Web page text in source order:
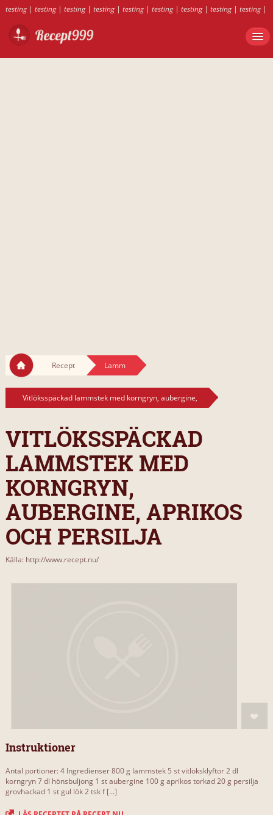
testing| testing| testing| testing| testing| testing| testing| testing| testing|
testing| testing testing | testing|
|
Recept Lamm
Vitlöksspäckad lammstek med korngryn, aubergine,
VITLÖKSSPÄCKAD
LAMMSTEK MED
KORNGRYN,
AUBERGINE, APRIKOS
OCH PERSILJA
Källa: http://www.recept.nu/
Instruktioner
Antal portioner: 4 Ingredienser 800 g lammstek 5 st vitlöksklyftor 2 dl
korngryn 7 dl hönsbuljong 1 st aubergine 100 g aprikos torkad 20 g persilja
grovhackad 1 st gul lök 2 tsk f [...]